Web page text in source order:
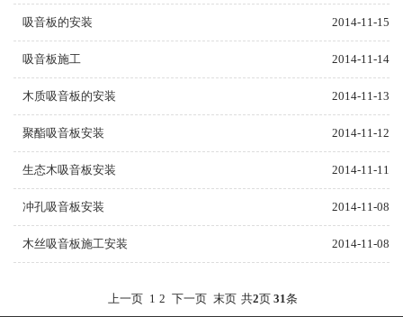
2014-11-15
吸音板的安装
2014-11-14
吸音板施工
2014-11-13
木质吸音板的安装
2014-11-12
聚酯吸音板安装
2014-11-11
生态木吸音板安装
2014-11-08
冲孔吸音板安装
2014-11-08
木丝吸音板施工安装
上一页 1 2 下一页 末页 共2页 31条